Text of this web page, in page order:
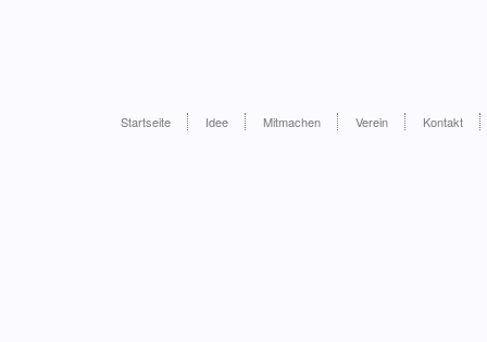
Startseite Idee Mitmachen Verein Kontakt